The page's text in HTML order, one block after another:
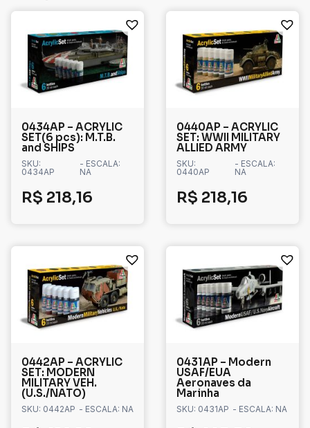
0434AP – ACRYLIC
SET(6 pcs): M.T.B.
and SHIPS
SKU:
0434AP
- ESCALA:
NA
R$ 218,16
0440AP – ACRYLIC
SET: WWII MILITARY
ALLIED ARMY
SKU:
0440AP
- ESCALA:
NA
R$ 218,16
0442AP – ACRYLIC
SET: MODERN
MILITARY VEH.
(U.S./NATO)
SKU: 0442AP - ESCALA: NA
0431AP – Modern
USAF/EUA
Aeronaves da
Marinha
SKU: 0431AP - ESCALA: NA